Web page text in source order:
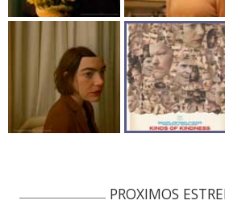
PROXIMOS